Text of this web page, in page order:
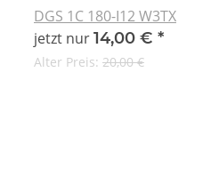
DGS 1C 180-I12 W3TX
jetzt nur14,00 € *
Alter Preis: 20,00 €